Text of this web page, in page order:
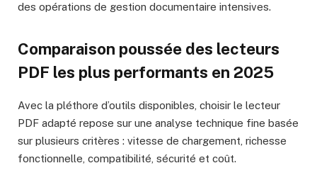
des opérations de gestion documentaire intensives.
Comparaison poussée des lecteurs
PDF les plus performants en 2025
Avec la pléthore d’outils disponibles, choisir le lecteur
PDF adapté repose sur une analyse technique fine basée
sur plusieurs critères : vitesse de chargement, richesse
fonctionnelle, compatibilité, sécurité et coût.